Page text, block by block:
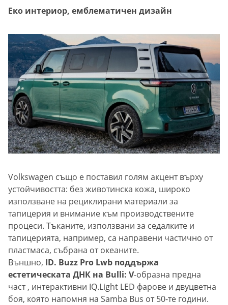
Еко интериор, емблематичен дизайн
Volkswagen също е поставил голям акцент върху
устойчивостта: без животинска кожа, широко
използване на рециклирани материали за
тапицерия и внимание към производствените
процеси. Тъканите, използвани за седалките и
тапицерията, например, са направени частично от
пластмаса, събрана от океаните.
Външно, ID. Buzz Pro Lwb поддържа
естетическата ДНК на Bulli: V-образна предна
част , интерактивни IQ.Light LED фарове и двуцветна
боя, която напомня на Samba Bus от 50-те години.